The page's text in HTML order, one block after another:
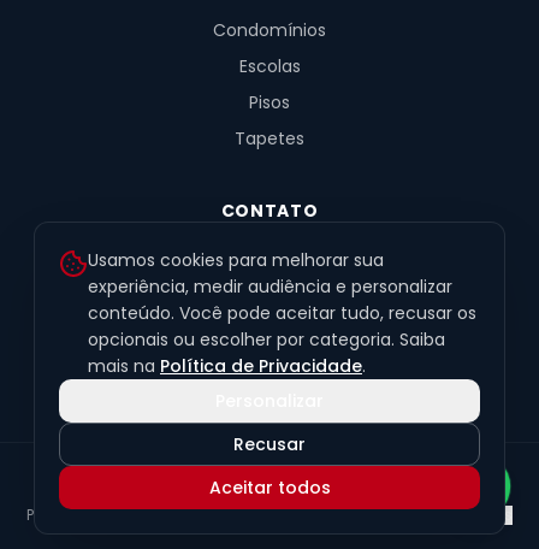
Condomínios
Escolas
Pisos
Tapetes
CONTATO
R. Fernandes de Barros, 491, Sala 4
Alto da XV · Curitiba/PR · 80040-060
(41) 99201-6050
contato@exclusivetapetes.com.br
© 2026 Exclusive Pisos e Tapetes Personalizados
45.563.259/0001-89
Política de PrivacidadeTermos de UsoLGPDPreferências de cookies
Usamos cookies para melhorar sua
experiência, medir audiência e personalizar
conteúdo. Você pode aceitar tudo, recusar os
opcionais ou escolher por categoria. Saiba
mais na Política de Privacidade.
Recusar
Aceitar todos